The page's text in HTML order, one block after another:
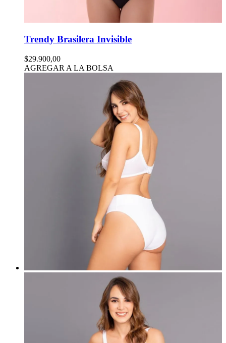
Trendy Brasilera Invisible
$29.900,00
AGREGAR A LA BOLSA